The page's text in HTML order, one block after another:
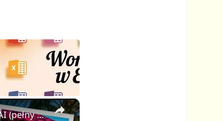
×
Jak stworzyłem wirusowe wideo Plan A Plan B w pętli z pomocą AI (pełny poradnik FlexClip)